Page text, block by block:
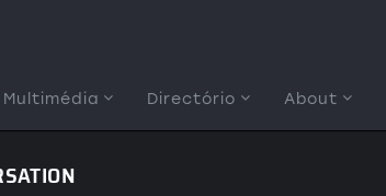
Multimédia Directório About